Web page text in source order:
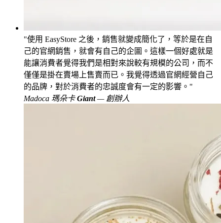
使用 EasyStore 之後，銷售就變成簡化了，等於是在自
己的官網銷售，就會有自己的企圖。這樣一個好處就是
能讓消費者覺得我們是相對來說較有規模的公司，而不
僅僅是掛在賣場上售賣而已。我覺得透過官網經營自己
的品牌，對於消費者的忠誠度會有一定的影響。
Madoca 瑪朵卡Giant— 創辦人